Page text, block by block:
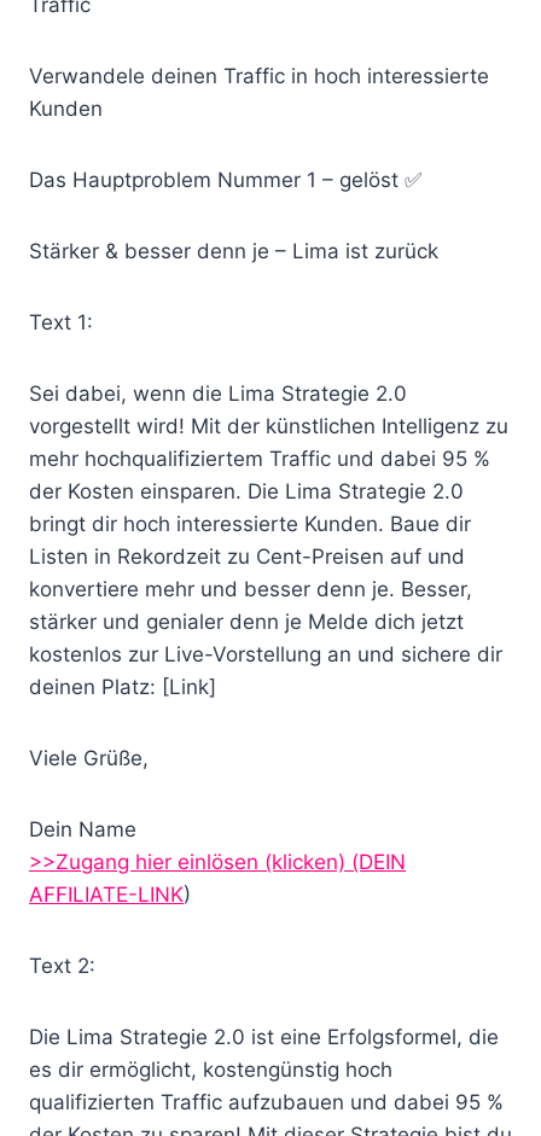
Traffic
Verwandele deinen Traffic in hoch interessierte
Kunden
Das Hauptproblem Nummer 1 – gelöst ✅
Stärker & besser denn je – Lima ist zurück
Text 1:
Sei dabei, wenn die Lima Strategie 2.0
vorgestellt wird! Mit der künstlichen Intelligenz zu
mehr hochqualifiziertem Traffic und dabei 95 %
der Kosten einsparen. Die Lima Strategie 2.0
bringt dir hoch interessierte Kunden. Baue dir
Listen in Rekordzeit zu Cent-Preisen auf und
konvertiere mehr und besser denn je. Besser,
stärker und genialer denn je Melde dich jetzt
kostenlos zur Live-Vorstellung an und sichere dir
deinen Platz: [Link]
Viele Grüße,
Dein Name
>>Zugang hier einlösen (klicken) (DEIN
AFFILIATE-LINK)
Text 2:
Die Lima Strategie 2.0 ist eine Erfolgsformel, die
es dir ermöglicht, kostengünstig hoch
qualifizierten Traffic aufzubauen und dabei 95 %